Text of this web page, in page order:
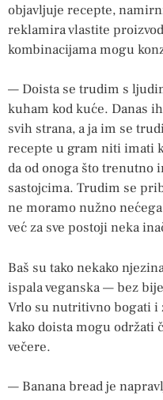
objavljuje recepte,
reklamira vlastite
kombinacijama mogu
— Doista se trudim s
kuham kod kuće. Danas
svih strana, a ja im se
recepte u gram niti imati
da od onoga što trenutno
sastojcima. Trudim se
ne moramo nužno
već za sve postoji neka
Baš su tako nekako
ispala veganska — bez
Vrlo su nutritivno bogati i
kako doista mogu održati
večere.
— Banana bread je